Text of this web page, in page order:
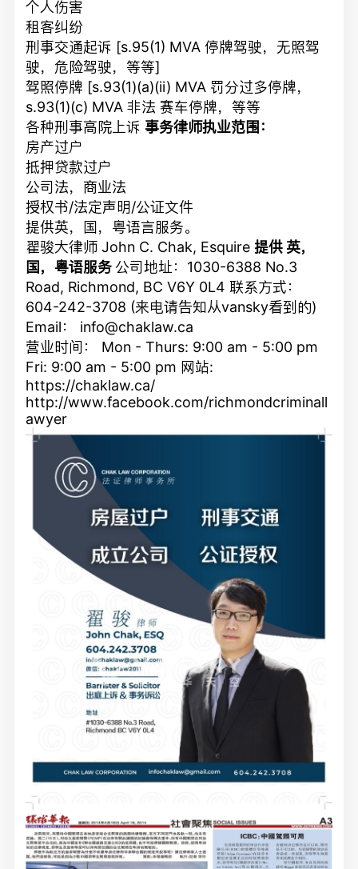
个人伤害
租客纠纷
刑事交通起诉 [s.95(1) MVA 停牌驾驶，无照驾
驶，危险驾驶，等等]
驾照停牌 [s.93(1)(a)(ii) MVA 罚分过多停牌，
s.93(1)(c) MVA 非法 赛车停牌，等等
各种刑事高院上诉事务律师执业范围：
房产过户
抵押贷款过户
公司法，商业法
授权书/法定声明/公证文件
提供英，国，粤语言服务。
翟骏大律师 John C. Chak, Esquire提供 英，
国，粤语服务 公司地址：1030-6388 No.3
Road, Richmond, BC V6Y 0L4 联系方式：
604-242-3708 (来电请告知从vansky看到的)
Email： info@chaklaw.ca
营业时间： Mon - Thurs: 9:00 am - 5:00 pm
Fri: 9:00 am - 5:00 pm 网站:
https://chaklaw.ca/
http://www.facebook.com/richmondcriminall
awyer